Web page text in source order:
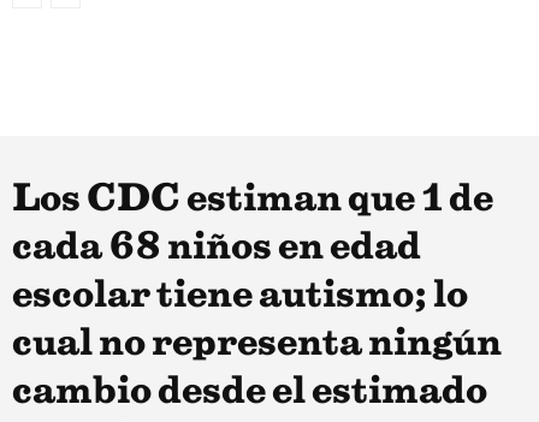
Los CDC estiman que 1 de
cada 68 niños en edad
escolar tiene autismo; lo
cual no representa ningún
cambio desde el estimado